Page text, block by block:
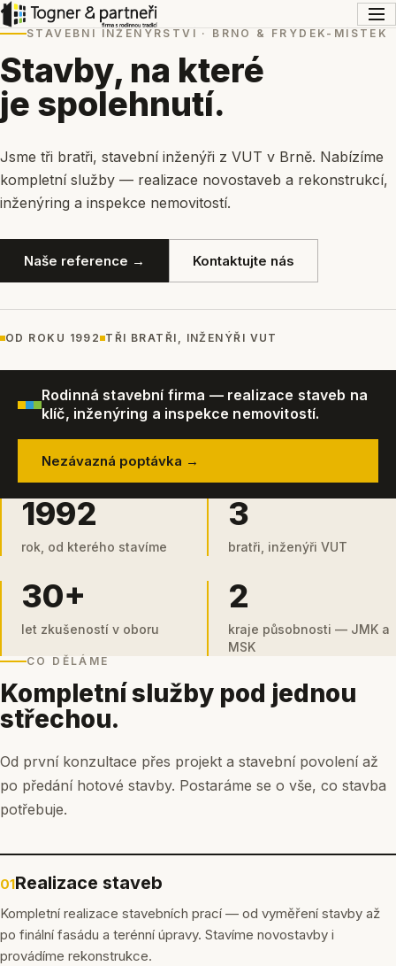
STAVEBNÍ INŽENÝRSTVÍ · BRNO & FRÝDEK-MÍSTEK
Stavby, na které
je spolehnutí.
Jsme tři bratři, stavební inženýři z VUT v Brně. Nabízíme
kompletní služby — realizace novostaveb a rekonstrukcí,
inženýring a inspekce nemovitostí.
Naše reference → Kontaktujte nás
OD ROKU 1992 TŘI BRATŘI, INŽENÝŘI VUT
Rodinná stavební firma — realizace staveb na
klíč, inženýring a inspekce nemovitostí.
Nezávazná poptávka →
1992
rok, od kterého stavíme
3
bratři, inženýři VUT
30+
let zkušeností v oboru
2
kraje působnosti — JMK a
MSK
CO DĚLÁME
Kompletní služby pod jednou
střechou.
Od první konzultace přes projekt a stavební povolení až
po předání hotové stavby. Postaráme se o vše, co stavba
potřebuje.
01Realizace staveb
Kompletní realizace stavebních prací — od vyměření stavby až
po finální fasádu a terénní úpravy. Stavíme novostavby i
provádíme rekonstrukce.